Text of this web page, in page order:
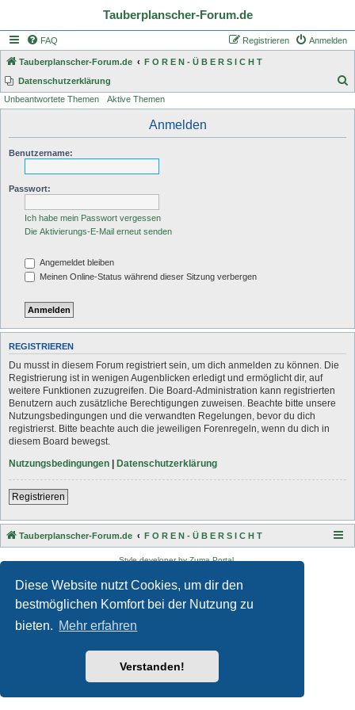
Diese Website nutzt Cookies, um dir den
bestmöglichen Komfort bei der Nutzung zu
bieten. Mehr erfahren
Verstanden!
Tauberplanscher-Forum.de
FAQ Anmelden
Registrieren
Tauberplanscher-Forum.de
F O R E N - Ü B E R S I C H T
Datenschutzerklärung
Unbeantwortete Themen Aktive Themen
Anmelden
Benutzername:
Passwort:
Ich habe mein Passwort vergessen
Die Aktivierungs-E-Mail erneut senden
Angemeldet bleiben
Meinen Online-Status während dieser Sitzung verbergen
REGISTRIEREN
Du musst in diesem Forum registriert sein, um dich anmelden zu können. Die
Registrierung ist in wenigen Augenblicken erledigt und ermöglicht dir, auf
weitere Funktionen zuzugreifen. Die Board-Administration kann registrierten
Benutzern auch zusätzliche Berechtigungen zuweisen. Beachte bitte unsere
Nutzungsbedingungen und die verwandten Regelungen, bevor du dich
registrierst. Bitte beachte auch die jeweiligen Forenregeln, wenn du dich in
diesem Board bewegst.
Nutzungsbedingungen | Datenschutzerklärung
Registrieren
Tauberplanscher-Forum.de F O R E N - Ü B E R S I C H T
Style developer byZuma Portal,
Deutsche Übersetzung durchphpBB.de
Datenschutz
Nutzungsbedingungen